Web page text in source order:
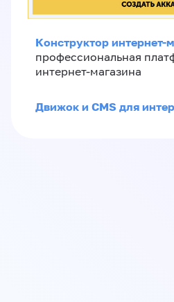
Конструктор интернет-
профессиональная
интернет-магазина
Движок и CMS для